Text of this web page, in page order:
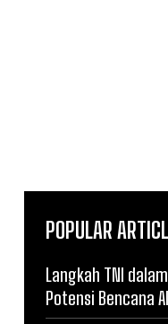
POPULAR
Langkah TNI
Potensi Bencana